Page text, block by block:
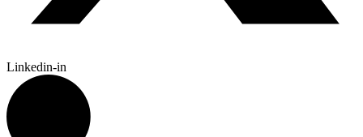
Linkedin-in